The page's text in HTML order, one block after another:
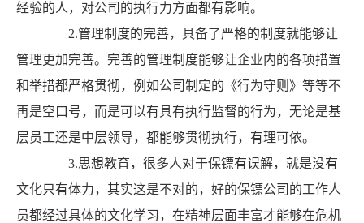
经验的人，对公司的执行力方面都有影响。
2.管理制度的完善，具备了严格的制度就能够让
管理更加完善。完善的管理制度能够让企业内的各项措置
和举措都严格贯彻，例如公司制定的《行为守则》等等不
再是空口号，而是可以有具有执行监督的行为，无论是基
层员工还是中层领导，都能够贯彻执行，有理可依。
3.思想教育，很多人对于保镖有误解，就是没有
文化只有体力，其实这是不对的，好的保镖公司的工作人
员都经过具体的文化学习，在精神层面丰富才能够在危机